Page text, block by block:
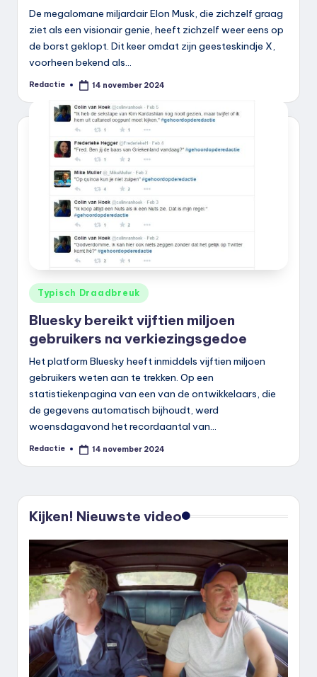
De megalomane miljardair Elon Musk, die zichzelf graag
ziet als een visionair genie, heeft zichzelf weer eens op
de borst geklopt. Dit keer omdat zijn geesteskindje X,
voorheen bekend als…
Geplaatst
Redactie 14 november 2024
Geplaatst
Typisch Draadbreuk
Bluesky bereikt vijftien miljoen
gebruikers na verkiezingsgedoe
Het platform Bluesky heeft inmiddels vijftien miljoen
gebruikers weten aan te trekken. Op een
statistiekenpagina van een van de ontwikkelaars, die
de gegevens automatisch bijhoudt, werd
woensdagavond het recordaantal van…
Geplaatst
Redactie 14 november 2024
Kijken! Nieuwste video